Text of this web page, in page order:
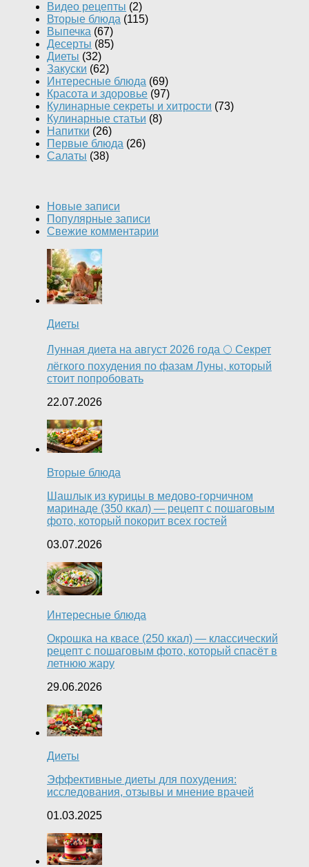
Видео рецепты (2)
Вторые блюда (115)
Выпечка (67)
Десерты (85)
Диеты (32)
Закуски (62)
Интересные блюда (69)
Красота и здоровье (97)
Кулинарные секреты и хитрости (73)
Кулинарные статьи (8)
Напитки (26)
Первые блюда (26)
Салаты (38)
Новые записи
Популярные записи
Свежие комментарии
Диеты
Лунная диета на август 2026 года 🌕 Секрет
лёгкого похудения по фазам Луны, который
стоит попробовать
22.07.2026
Вторые блюда
Шашлык из курицы в медово-горчичном
маринаде (350 ккал) — рецепт с пошаговым
фото, который покорит всех гостей
03.07.2026
Интересные блюда
Окрошка на квасе (250 ккал) — классический
рецепт с пошаговым фото, который спасёт в
летнюю жару
29.06.2026
Диеты
Эффективные диеты для похудения:
исследования, отзывы и мнение врачей
01.03.2025